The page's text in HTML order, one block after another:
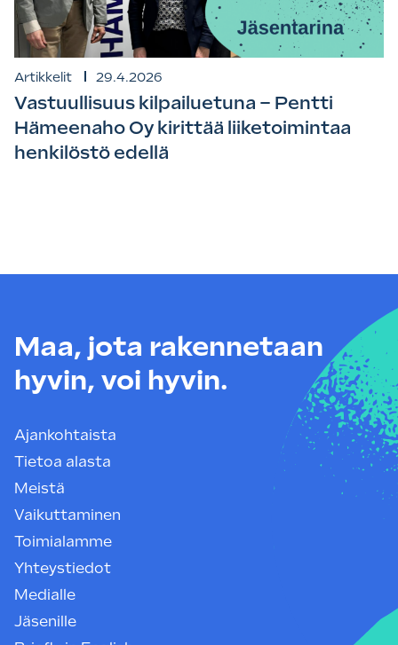
Artikkelit 29.4.2026
Vastuullisuus kilpailuetuna – Pentti
Hämeenaho Oy kirittää liiketoimintaa
henkilöstö edellä
Maa, jota rakennetaan
hyvin, voi hyvin.
Ajankohtaista
Tietoa alasta
Meistä
Vaikuttaminen
Toimialamme
Yhteystiedot
Medialle
Jäsenille